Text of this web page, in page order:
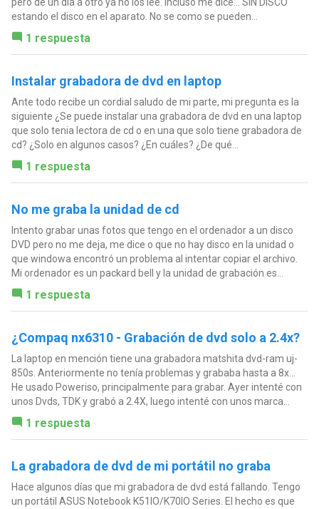
estando el disco en el aparato. No se como se pueden...
1 respuesta
Instalar grabadora de dvd en laptop
Ante todo recibe un cordial saludo de mi parte, mi pregunta es la
siguiente ¿Se puede instalar una grabadora de dvd en una laptop
que solo tenia lectora de cd o en una que solo tiene grabadora de
cd? ¿Solo en algunos casos? ¿En cuáles? ¿De qué...
1 respuesta
No me graba la unidad de cd
Intento grabar unas fotos que tengo en el ordenador a un disco
DVD pero no me deja, me dice o que no hay disco en la unidad o
que windowa encontró un problema al intentar copiar el archivo.
Mi ordenador es un packard bell y la unidad de grabación es...
1 respuesta
¿Compaq nx6310 - Grabación de dvd solo a 2.4x?
La laptop en mención tiene una grabadora matshita dvd-ram uj-
850s. Anteriormente no tenía problemas y grababa hasta a 8x...
He usado Poweriso, principalmente para grabar. Ayer intenté con
unos Dvds, TDK y grabó a 2.4X, luego intenté con unos marca...
1 respuesta
La grabadora de dvd de mi portátil no graba
Hace algunos días que mi grabadora de dvd está fallando. Tengo
un portátil ASUS Notebook K51IO/K70IO Series. El hecho es que